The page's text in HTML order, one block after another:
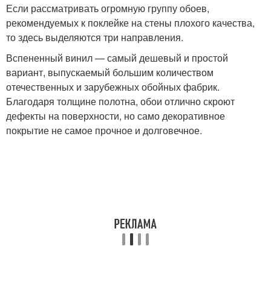
Если рассматривать огромную группу обоев,
рекомендуемых к поклейке на стены плохого качества,
то здесь выделяются три направления.
Вспененный винил — самый дешевый и простой
вариант, выпускаемый большим количеством
отечественных и зарубежных обойных фабрик.
Благодаря толщине полотна, обои отлично скроют
дефекты на поверхности, но само декоративное
покрытие не самое прочное и долговечное.